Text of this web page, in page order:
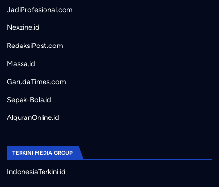
JadiProfesional.com
Nexzine.id
RedaksiPost.com
Massa.id
GarudaTimes.com
Sepak-Bola.id
AlquranOnline.id
TERKINI MEDIA GROUP
IndonesiaTerkini.id